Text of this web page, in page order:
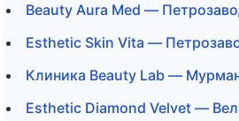
Beauty Aura Med —
Esthetic Skin Vita —
Клиника Beauty Lab —
Esthetic Diamond Velvet —